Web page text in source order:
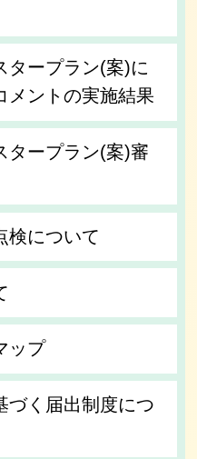
タープラン(案)に
メントの実施結果
タープラン(案)審
検について
ップ
づく届出制度につ